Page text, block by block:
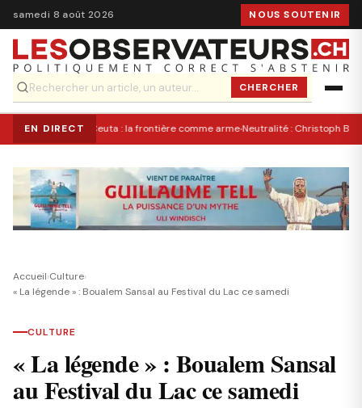
samedi 8 août 2026 NOUS SOUTENIR
CHERCHER
EN DIRECT Ceuta : la frontière comme arme·Neutralité : Christoph
Accueil›Culture›
« La légende » : Boualem Sansal au Festival du Lac ce samedi
CULTURE
« La légende » : Boualem Sansal
au Festival du Lac ce samedi